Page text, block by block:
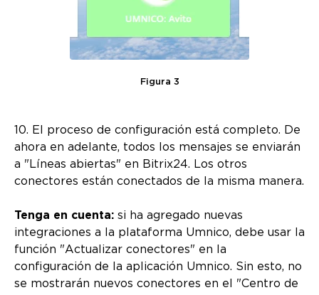
Figura 3
10. El proceso de configuración está completo. De
ahora en adelante, todos los mensajes se enviarán
a "Líneas abiertas" en Bitrix24. Los otros
conectores están conectados de la misma manera.
Tenga en cuenta: si ha agregado nuevas
integraciones a la plataforma Umnico, debe usar la
función "Actualizar conectores" en la
configuración de la aplicación Umnico. Sin esto, no
se mostrarán nuevos conectores en el "Centro de